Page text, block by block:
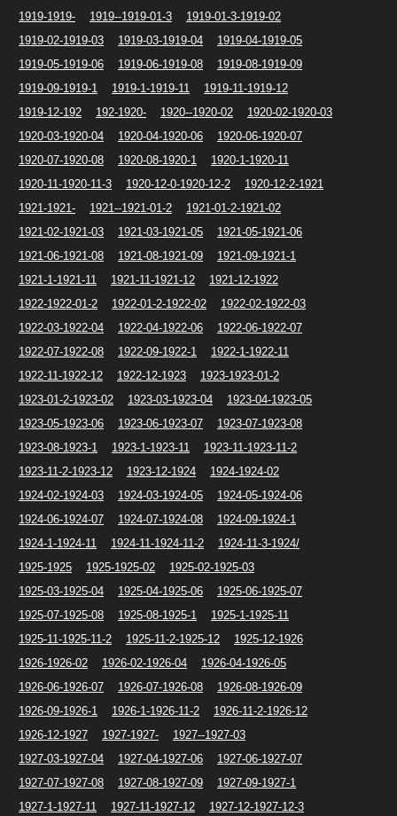
1919-1919-
1919--1919-01-3
1919-01-3-1919-02
1919-02-1919-03
1919-03-1919-04
1919-04-1919-05
1919-05-1919-06
1919-06-1919-08
1919-08-1919-09
1919-09-1919-1
1919-1-1919-11
1919-11-1919-12
1919-12-192
192-1920- 1920--1920-02
1920-02-1920-03
1920-03-1920-04
1920-04-1920-06
1920-06-1920-07
1920-07-1920-08
1920-08-1920-1
1920-1-1920-11
1920-11-1920-11-3
1920-12-0-1920-12-2
1920-12-2-1921
1921-1921-
1921--1921-01-2
1921-01-2-1921-02
1921-02-1921-03
1921-03-1921-05
1921-05-1921-06
1921-06-1921-08
1921-08-1921-09
1921-09-1921-1
1921-1-1921-11
1921-11-1921-12
1921-12-1922
1922-1922-01-2
1922-01-2-1922-02
1922-02-1922-03
1922-03-1922-04
1922-04-1922-06
1922-06-1922-07
1922-07-1922-08
1922-09-1922-1
1922-1-1922-11
1922-11-1922-12
1922-12-1923
1923-1923-01-2
1923-01-2-1923-02
1923-03-1923-04
1923-04-1923-05
1923-05-1923-06
1923-06-1923-07
1923-07-1923-08
1923-08-1923-1
1923-1-1923-11
1923-11-1923-11-2
1923-11-2-1923-12
1923-12-1924
1924-1924-02
1924-02-1924-03
1924-03-1924-05
1924-05-1924-06
1924-06-1924-07
1924-07-1924-08
1924-09-1924-1
1924-1-1924-11
1924-11-1924-11-2
1924-11-3-1924/
1925-1925
1925-1925-02
1925-02-1925-03
1925-03-1925-04
1925-04-1925-06
1925-06-1925-07
1925-07-1925-08
1925-08-1925-1
1925-1-1925-11
1925-11-1925-11-2
1925-11-2-1925-12
1925-12-1926
1926-1926-02
1926-02-1926-04
1926-04-1926-05
1926-06-1926-07
1926-07-1926-08
1926-08-1926-09
1926-09-1926-1
1926-1-1926-11-2
1926-11-2-1926-12
1926-12-1927
1927-1927-
1927--1927-03
1927-03-1927-04
1927-04-1927-06
1927-06-1927-07
1927-07-1927-08
1927-08-1927-09
1927-09-1927-1
1927-1-1927-11
1927-11-1927-12 1927-12-1927-12-3